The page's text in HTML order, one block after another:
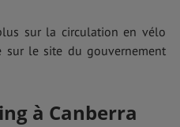
sur la circulation en vélo
sur le site du gouvernement
à Canberra